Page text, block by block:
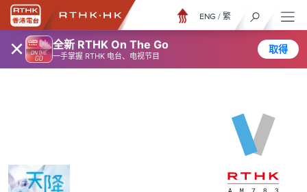
× 全新 RTHK On The Go
一手掌握 RTHK 电台、电视节目
取得
ENG / 繁